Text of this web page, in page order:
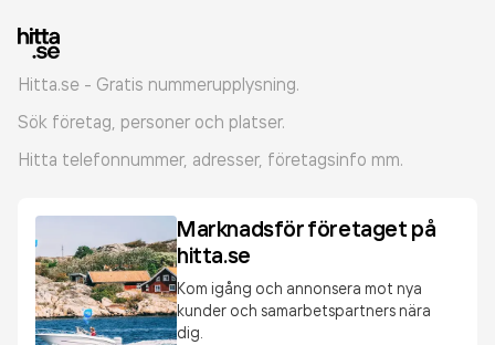
Hitta.se - Gratis nummerupplysning.
Sök företag, personer och platser.
Hitta telefonnummer, adresser, företagsinfo mm.
Marknadsför företaget på
hitta.se
Kom igång och annonsera mot nya
kunder och samarbetspartners nära
dig.